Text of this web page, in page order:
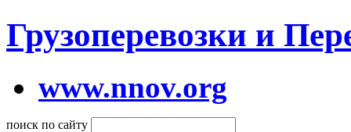
Грузоперевозки и
www.nnov.org
поиск по сайту